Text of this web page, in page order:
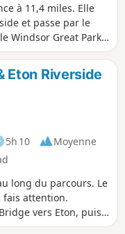
à 11,4 miles. Elle
et passe par le
Windsor Great Park,
Valley Gardens, les
Eton Riverside
5h 10
Moyenne
long du parcours. Le
attention.
vers Eton, puis
Path après Boveney